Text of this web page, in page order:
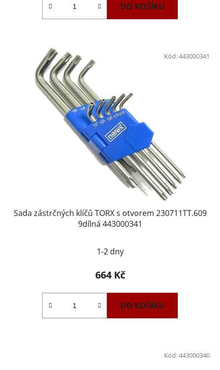
DO KOŠÍKU
Sada zástrčných klíčů TORX s otvorem 230711TT.609
9dílná 443000341
1-2 dny
664 Kč
DO KOŠÍKU
Kód:443000341
Kód:443000340